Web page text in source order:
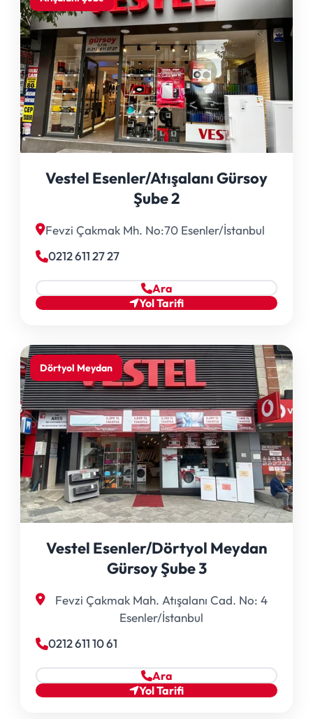
Vestel Esenler/Atışalanı Gürsoy
Şube 2
Fevzi Çakmak Mh. No:70 Esenler/İstanbul
0212 611 27 27
Ara
Yol Tarifi
Dörtyol Meydan
Vestel Esenler/Dörtyol Meydan
Gürsoy Şube 3
Fevzi Çakmak Mah. Atışalanı Cad. No: 4
Esenler/İstanbul
0212 611 10 61
Ara
Yol Tarifi